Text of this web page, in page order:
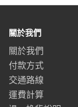
關於我們
關於我們
付款方式
交通路線
運費計算